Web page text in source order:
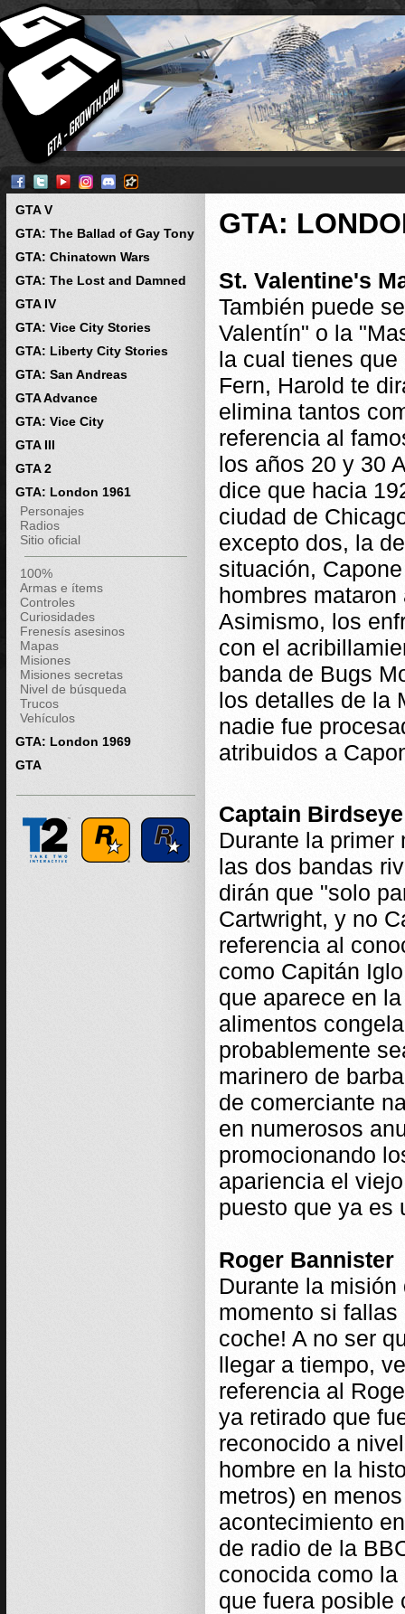
GTA V
GTA: The Ballad of Gay Tony
GTA: Chinatown Wars
GTA: The Lost and Damned
GTA IV
GTA: Vice City Stories
GTA: Liberty City Stories
GTA: San Andreas
GTA Advance
GTA: Vice City
GTA III
GTA 2
GTA: London 1961
Personajes
Radios
Sitio oficial
100%
Armas e ítems
Controles
Curiosidades
Frenesís asesinos
Mapas
Misiones
Misiones secretas
Nivel de búsqueda
Trucos
Vehículos
GTA: London 1969
GTA
GTA:
St. Valentine's
También puede
Valentín" o la
la cual tienes
Fern, Harold te
elimina tantos
referencia al
los años 20 y 30
dice que hacia
ciudad de
excepto dos, la
situación,
hombres
Asimismo, los
con el
banda de Bugs
los detalles de la
nadie fue
atribuidos a
Captain Birdseye
Durante la primer
las dos bandas
dirán que "solo
Cartwright, y no
referencia al
como Capitán
que aparece en
alimentos
probablemente
marinero de
de comerciante
en numerosos
promocionando
apariencia el
puesto que ya es
Roger Bannister
Durante la
momento si
coche! A no ser
llegar a tiempo,
referencia al
ya retirado que
reconocido a
hombre en la
metros) en
acontecimiento
de radio de la
conocida como
que fuera posible